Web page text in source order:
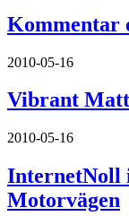
Kommentar
2010-05-16
Vibrant
2010-05-16
InternetNoll
Motorvägen